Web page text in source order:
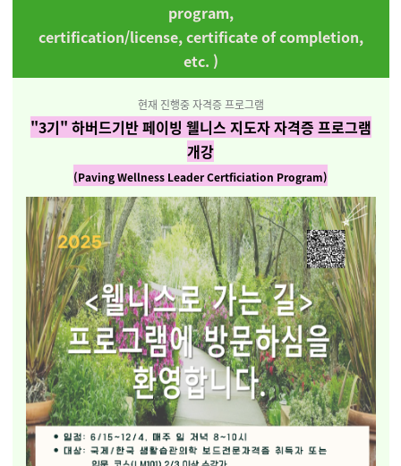
program,
certification/license, certificate of completion,
etc. )
현재 진행중 자격증 프로그램
"3기" 하버드기반 페이빙 웰니스 지도자 자격증 프로그램
개강
(Paving Wellness Leader Certficiation Program)